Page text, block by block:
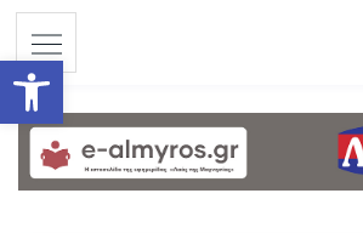
Ανοίξτε τη